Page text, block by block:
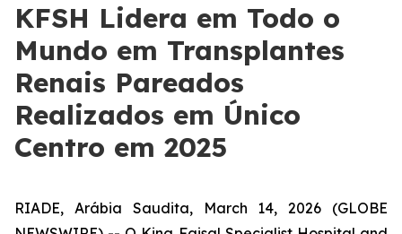
KFSH Lidera em Todo o
Mundo em Transplantes
Renais Pareados
Realizados em Único
Centro em 2025
RIADE, Arábia Saudita, March 14, 2026 (GLOBE